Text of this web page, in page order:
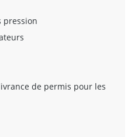
pression
de permis pour les